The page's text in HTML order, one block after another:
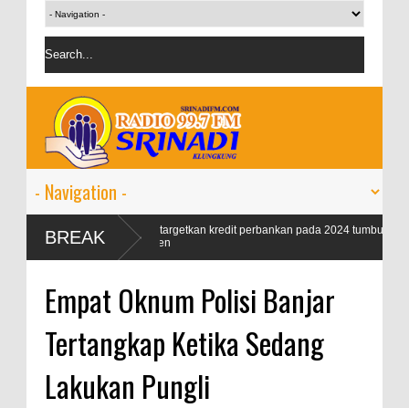
BREAKOJK targetkan kredit perbankan pada 2024 tumbuh 9-11
persen
Empat Oknum Polisi Banjar
Tertangkap Ketika Sedang
Lakukan Pungli